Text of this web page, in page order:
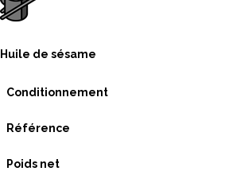
Huile de sésame
Conditionnement
Référence
Poids net